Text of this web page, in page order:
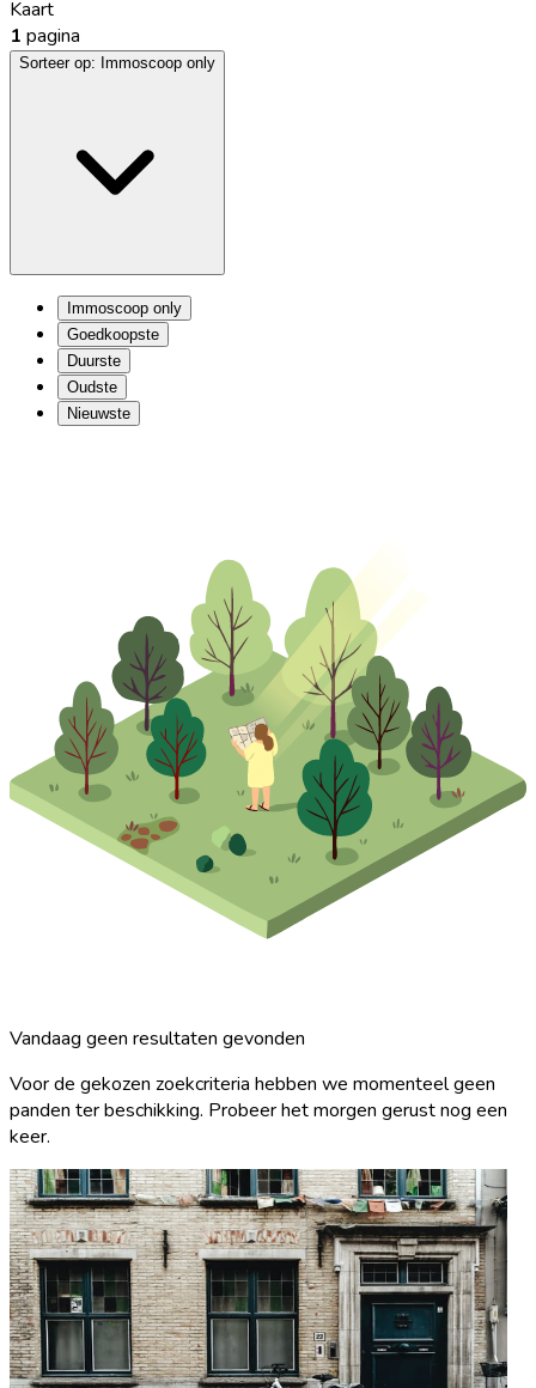
Kaart
1 pagina
Sorteer op: Immoscoop only
Immoscoop only
Goedkoopste
Duurste
Oudste
Nieuwste
Vandaag geen resultaten gevonden
Voor de gekozen zoekcriteria hebben we momenteel geen
panden ter beschikking. Probeer het morgen gerust nog een
keer.